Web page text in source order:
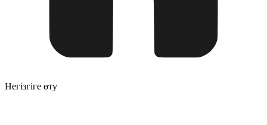
Негізгіге өту